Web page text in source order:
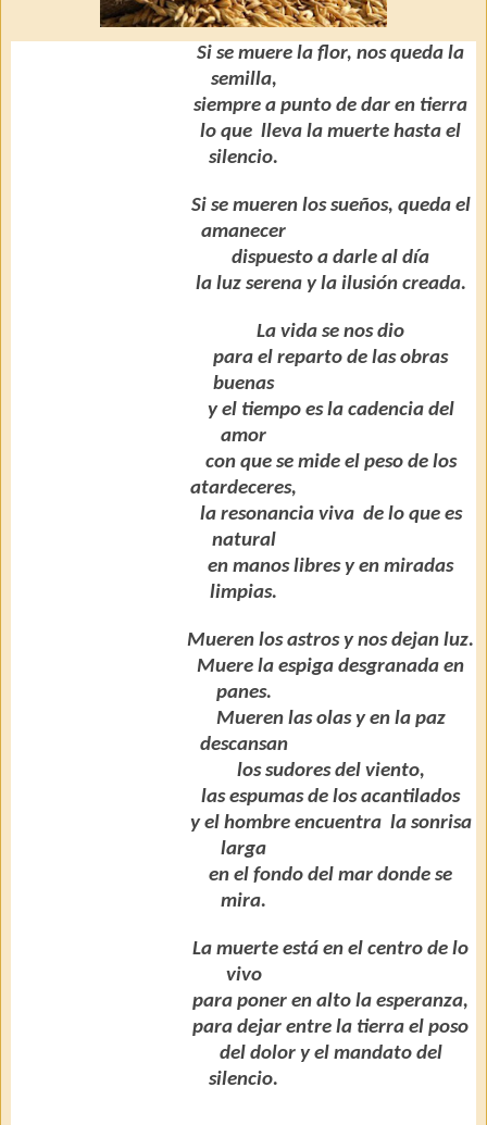
Si se muere la flor, nos queda la
semilla,
siempre a punto de dar en tierra
lo que lleva la muerte hasta el
silencio.
Si se mueren los sueños, queda el
amanecer
dispuesto a darle al día
la luz serena y la ilusión creada.
La vida se nos dio
para el reparto de las obras
buenas
y el tiempo es la cadencia del
amor
con que se mide el peso de los
atardeceres,
la resonancia viva de lo que es
natural
en manos libres y en miradas
limpias.
Mueren los astros y nos dejan luz.
Muere la espiga desgranada en
panes.
Mueren las olas y en la paz
descansan
los sudores del viento,
las espumas de los acantilados
y el hombre encuentra la sonrisa
larga
en el fondo del mar donde se
mira.
La muerte está en el centro de lo
vivo
para poner en alto la esperanza,
para dejar entre la tierra el poso
del dolor y el mandato del
silencio.